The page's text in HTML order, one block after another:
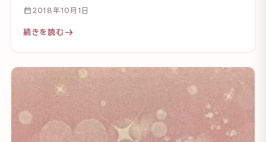
2018年10月1日
続きを読む